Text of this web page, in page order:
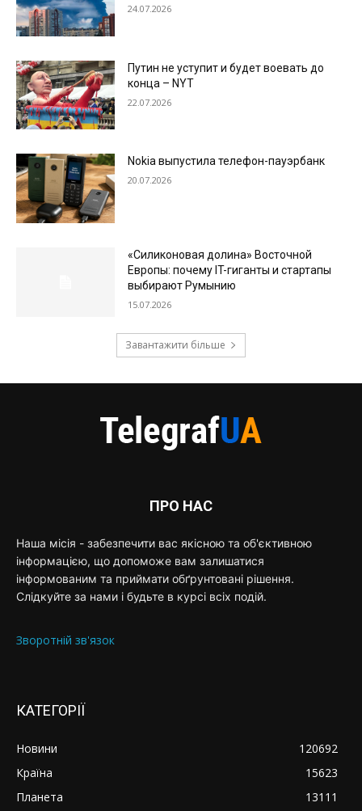
24.07.2026
Путин не уступит и будет воевать до
конца – NYT
22.07.2026
Nokia выпустила телефон-пауэрбанк
20.07.2026
«Силиконовая долина» Восточной
Европы: почему IT-гиганты и стартапы
выбирают Румынию
15.07.2026
Завантажити більше
ПРО НАС
Наша місія - забезпечити вас якісною та об'єктивною
інформацією, що допоможе вам залишатися
інформованим та приймати обґрунтовані рішення.
Слідкуйте за нами і будьте в курсі всіх подій.
Зворотній зв'язок
КАТЕГОРІЇ
Новини
120692
Країна
15623
Планета
13111